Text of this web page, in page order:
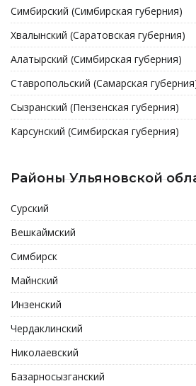
Симбирский (Симбирская губерния)
Хвалынский (Саратовская губерния)
Алатырский (Симбирская губерния)
Ставропольский (Самарская
Сызранский (Пензенская губерния)
Карсунский (Симбирская губерния)
Районы Ульяновской
Сурский
Вешкаймский
Симбирск
Майнский
Инзенский
Чердаклинский
Николаевский
Базарносызганский